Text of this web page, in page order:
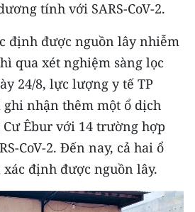
phía Bắc
tính với SARS-CoV-2.
định được nguồn lây nhiễm
qua xét nghiệm sàng lọc
24/8, lực lượng y tế TP
nhận thêm một ổ dịch
Êbur với 14 trường hợp
CoV-2. Đến nay, cả hai ổ
định được nguồn lây.